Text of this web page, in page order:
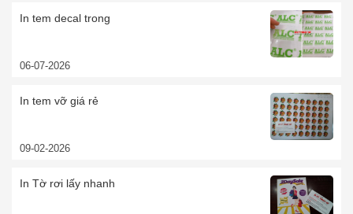
In tem decal trong
06-07-2026
In tem vỡ giá rẻ
09-02-2026
In Tờ rơi lấy nhanh